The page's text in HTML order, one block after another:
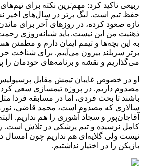
ربیعی تاکید کرد: مهم‌ترین نکته برای تیم‌های
حفظ تیم است. لیگ برتر در سال‌های اخیر
تازه صعود کرده، در روزهای آخر برای
ذهنیت من این نیست. باید شبانه‌روزی
به این بچه‌ها و تیمم ایمان دارم و مطمئن
برتر سربلند بیرون می‌آییم. برای شناخت
می‌گذاریم و نقشه و برنامه‌های خودمان را
او در خصوص غایبان تیمش مقابل
مصدوم داریم. در پروژه تیمسازی سعی
باشند تا بحث فردی، اما در مسابقه فردا
سالاری که مصدوم است، محمد قاضی،
آقاجان‌پور و سجاد آشوری را هم نداریم.
کامل نرسیده و تیم پزشکی در تلاش است.
بازیکن را در اختیار نداشتیم.